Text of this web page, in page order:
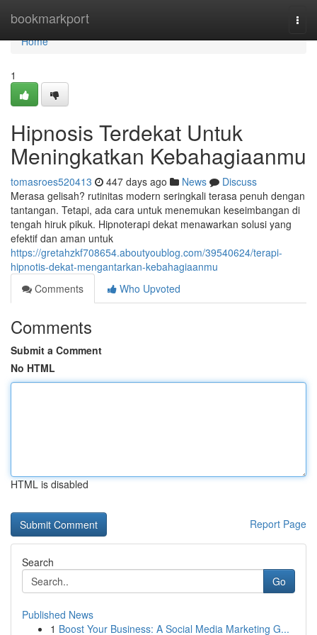
bookmarkport
Home
Home
1
Hipnosis Terdekat Untuk
Meningkatkan Kebahagiaanmu
tomasroes520413 447 days ago News
Discuss
Merasa gelisah? rutinitas modern seringkali terasa penuh dengan
tantangan. Tetapi, ada cara untuk menemukan keseimbangan di
tengah hiruk pikuk. Hipnoterapi dekat menawarkan solusi yang
efektif dan aman untuk
https://gretahzkf708654.aboutyoublog.com/39540624/terapi-
hipnotis-dekat-mengantarkan-kebahagiaanmu
Comments
Who Upvoted
Comments
Submit a Comment
No HTML
HTML is disabled
Report Page
Search
Go
Published News
1 Boost Your Business: A Social Media Marketing G...